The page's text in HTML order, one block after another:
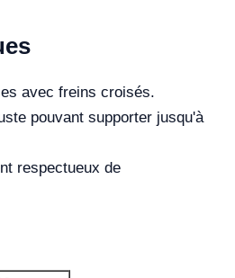
avec freins croisés.
pouvant supporter jusqu'à
respectueux de